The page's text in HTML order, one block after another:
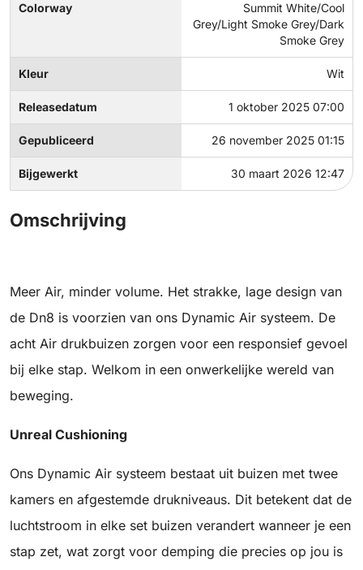
Colorway
Summit White/Cool
Grey/Light Smoke Grey/Dark
Smoke Grey
Kleur Wit
Releasedatum 1 oktober 2025 07:00
Gepubliceerd 26 november 2025 01:15
Bijgewerkt 30 maart 2026 12:47
Omschrijving
Meer Air, minder volume. Het strakke, lage design van
de Dn8 is voorzien van ons Dynamic Air systeem. De
acht Air drukbuizen zorgen voor een responsief gevoel
bij elke stap. Welkom in een onwerkelijke wereld van
beweging.
Unreal Cushioning
Ons Dynamic Air systeem bestaat uit buizen met twee
kamers en afgestemde drukniveaus. Dit betekent dat de
luchtstroom in elke set buizen verandert wanneer je een
stap zet, wat zorgt voor demping die precies op jou is